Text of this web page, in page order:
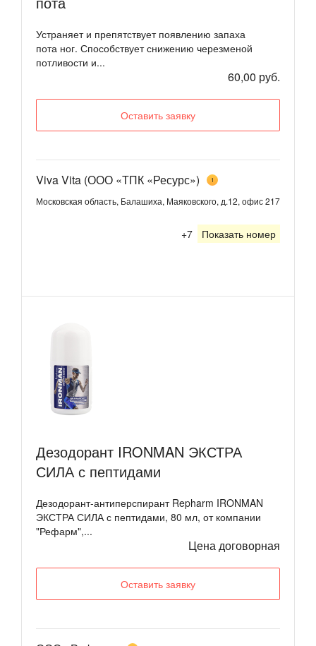
Устраняет и препятствует появлению запаха
пота ног. Способствует снижению черезменой
потливости и...
60,00 руб.
Оставить заявку
Viva Vita (ООО «ТПК «Ресурс») 1
Московская область, Балашиха, Маяковского, д.12, офис 217
+7 Показать номер
Дезодорант IRONMAN ЭКСТРА
СИЛА с пептидами
Дезодорант-антиперспирант Repharm IRONMAN
ЭКСТРА СИЛА с пептидами, 80 мл, от компании
"Рефарм",...
Цена договорная
Оставить заявку